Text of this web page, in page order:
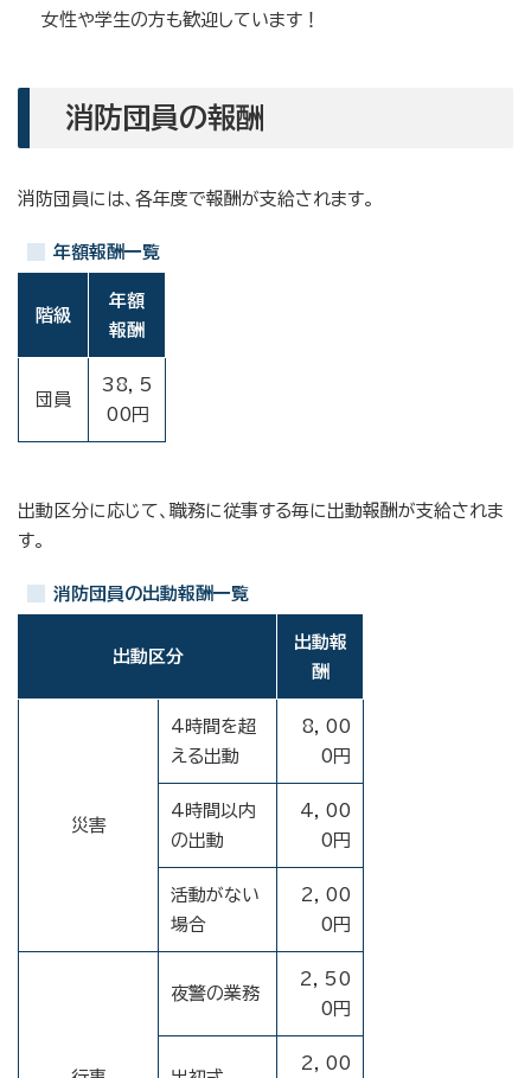
女性や学生の方も歓迎しています！
消防団員の報酬
消防団員には、各年度で報酬が支給されます。
年額報酬一覧
階級
年額
報酬
団員
38，5
00円
出動区分に応じて、職務に従事する毎に出動報酬が支給されま
す。
消防団員の出動報酬一覧
出動区分
出動報
酬
災害
4時間を超
える出動
8，00
0円
4時間以内
の出動
4，00
0円
活動がない
場合
2，00
0円
夜警の業務
2，50
0円
2，00